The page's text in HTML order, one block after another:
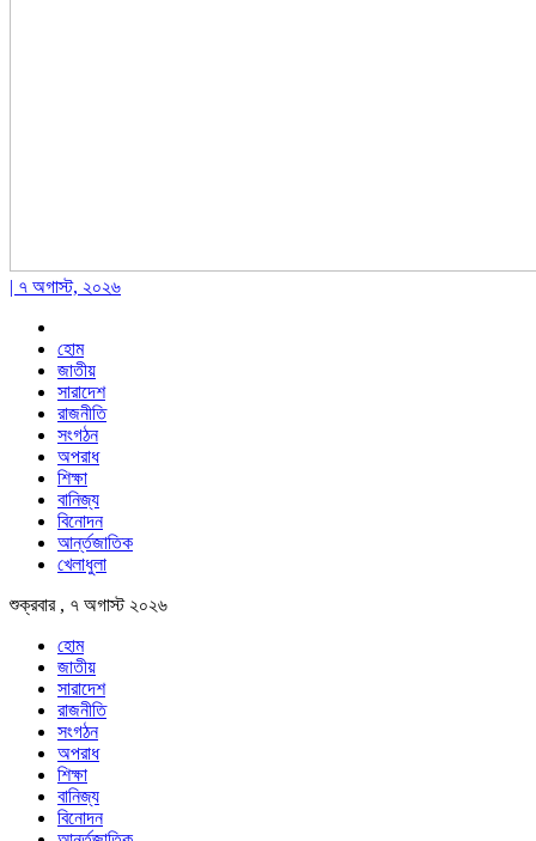
| ৭ অগাস্ট, ২০২৬
হোম
জাতীয়
সারাদেশ
রাজনীতি
সংগঠন
অপরাধ
শিক্ষা
বানিজ্য
বিনোদন
আর্ন্তজাতিক
খেলাধুলা
শুক্রবার , ৭ অগাস্ট ২০২৬
হোম
জাতীয়
সারাদেশ
রাজনীতি
সংগঠন
অপরাধ
শিক্ষা
বানিজ্য
বিনোদন